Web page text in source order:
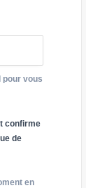
pour vous
confirme
de
en